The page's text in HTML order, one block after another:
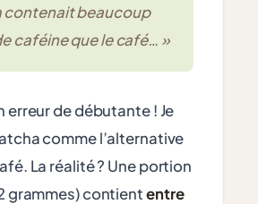
contenait beaucoup
caféine que le café… »
erreur de débutante ! Je
comme l’alternative
La réalité ? Une portion
grammes) contiententre